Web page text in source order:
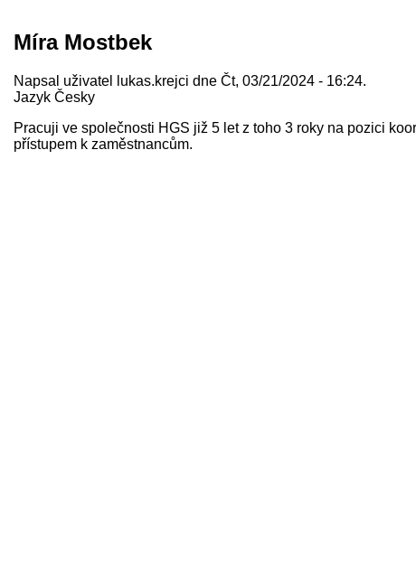
Míra Mostbek
Napsal uživatel lukas.krejci dne Čt, 03/21/2024 - 16:24.
Jazyk Česky
Pracuji ve společnosti HGS již 5 let z toho 3 roky na pozici
přístupem k zaměstnancům.